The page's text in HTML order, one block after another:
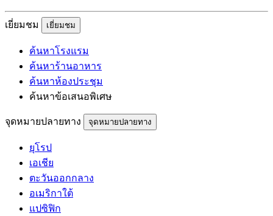
เยี่ยมชม เยี่ยมชม
ค้นหาโรงแรม
ค้นหาร้านอาหาร
ค้นหาห้องประชุม
ค้นหาข้อเสนอพิเศษ
จุดหมายปลายทาง จุดหมายปลายทาง
ยุโรป
เอเชีย
ตะวันออกกลาง
อเมริกาใต้
แปซิฟิก